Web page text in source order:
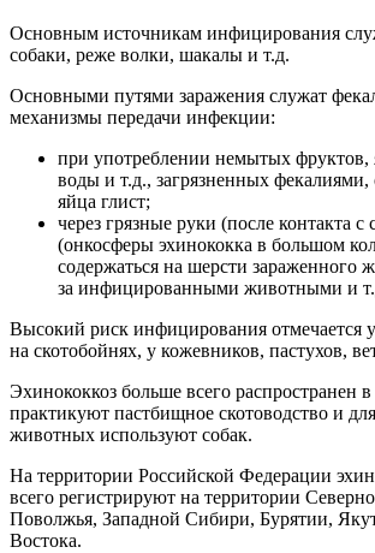
Основным источникам инфицирования
собаки, реже волки, шакалы и т.д.
Основными путями заражения служат
механизмы передачи инфекции:
при употреблении немытых фруктов,
воды и т.д., загрязненных
яйца глист;
через грязные руки (после контакта с
(онкосферы эхинококка в большом
содержаться на шерсти зараженного
за инфицированными животными и
Высокий риск инфицирования отмечается
на скотобойнях, у кожевников, пастухов,
Эхинококкоз больше всего распространен в
практикуют пастбищное скотоводство и
животных используют собак.
На территории Российской Федерации
всего регистрируют на территории
Поволжья, Западной Сибири, Бурятии,
Востока.